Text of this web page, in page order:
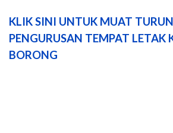
KLIK SINI UNTUK MUAT
PENGURUSAN TEMPAT LETAK
BORONG